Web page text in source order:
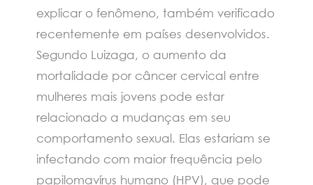
explicar o fenômeno, também verificado
recentemente em países desenvolvidos.
Segundo Luizaga, o aumento da
mortalidade por câncer cervical entre
mulheres mais jovens pode estar
relacionado a mudanças em seu
comportamento sexual. Elas estariam se
infectando com maior frequência pelo
papilomavírus humano (HPV), que pode